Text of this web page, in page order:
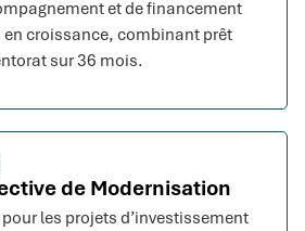
et de financement
en croissance, combinant prêt
sur 36 mois.
de Modernisation
les projets d’investissement